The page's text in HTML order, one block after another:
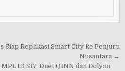
Siap Replikasi Smart City ke Penjuru
Nusantara →
ID S17, Duet Q1NN dan Dolynn